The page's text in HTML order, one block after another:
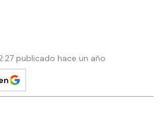
publicado hace un año